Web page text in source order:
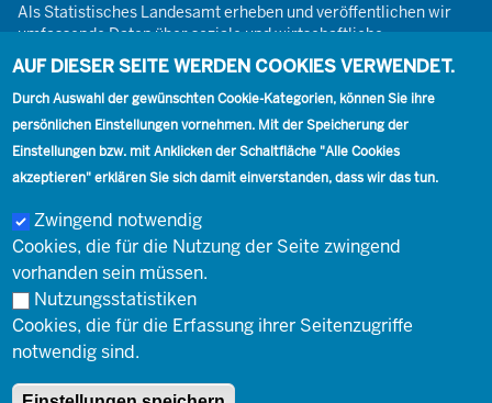
Als Statistisches Landesamt erheben und veröffentlichen wir
umfassende Daten über soziale und wirtschaftliche
Gegebenheiten. Dabei sind wir den Grundsätzen der Neutralität,
Objektivität, wissenschaftlichen Unabhängigkeit und der
statistischen Geheimhaltung verpflichtet.
Footer
Kontakt
Kontakt Presse Karriere
Social
Footer
Impressum
© Landesbetrieb Information und Technik Nordrhein-Westfalen
(IT.NRW)
AUF DIESER SEITE WERDEN COOKIES VERWENDET.
Durch Auswahl der gewünschten Cookie-Kategorien, können Sie ihre
persönlichen Einstellungen vornehmen. Mit der Speicherung der
Einstellungen bzw. mit Anklicken der Schaltfläche "Alle Cookies
akzeptieren" erklären Sie sich damit einverstanden, dass wir das tun.
Zwingend notwendig
Cookies, die für die Nutzung der Seite zwingend
vorhanden sein müssen.
Nutzungsstatistiken
Cookies, die für die Erfassung ihrer Seitenzugriffe
notwendig sind.